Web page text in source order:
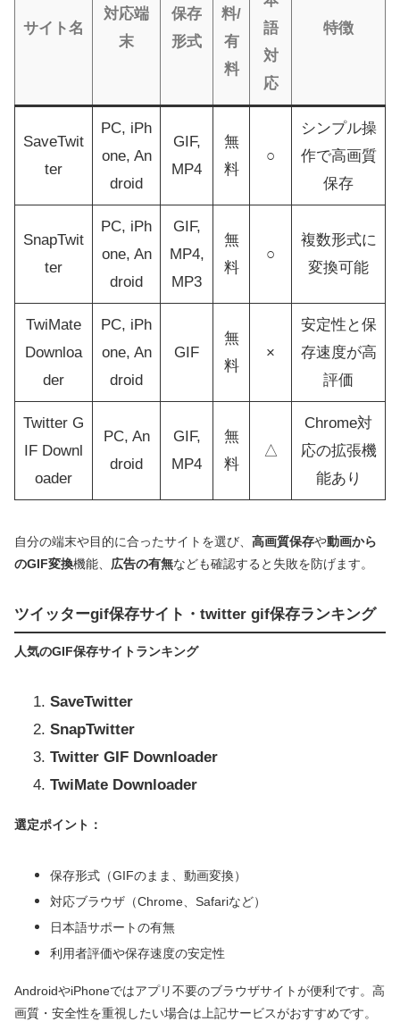
サイト名
対応端
末
保存
形式
料/
有
料
語
対
応
特徴
SaveTwit
ter
PC, iPh
one, An
droid
GIF,
MP4
無
料
○
シンプル操
作で高画質
保存
SnapTwit
ter
PC, iPh
one, An
droid
GIF,
MP4,
MP3
無
料
○
複数形式に
変換可能
TwiMate
Downloa
der
PC, iPh
one, An
droid
GIF
無
料
×
安定性と保
存速度が高
評価
Twitter G
IF Downl
oader
PC, An
droid
GIF,
MP4
無
料
△
Chrome対
応の拡張機
能あり
自分の端末や目的に合ったサイトを選び、 高画質保存や動画から
のGIF変換機能、 広告の有無なども確認すると失敗を防げます。
ツイッターgif保存サイト・twitter gif保存ランキング
人気のGIF保存サイトランキング
SaveTwitter
SnapTwitter
Twitter GIF Downloader
TwiMate Downloader
選定ポイント：
保存形式（GIFのまま、動画変換）
対応ブラウザ（Chrome、Safariなど）
日本語サポートの有無
利用者評価や保存速度の安定性
AndroidやiPhoneではアプリ不要のブラウザサイトが便利です。高
画質・安全性を重視したい場合は上記サービスがおすすめです。